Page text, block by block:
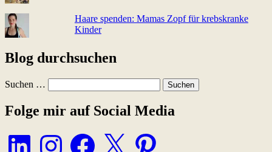
Haare spenden: Mamas Zopf für krebskranke
Kinder
Blog durchsuchen
Suchen …
Folge mir auf Social Media
LinkedIn Instagram FacebookX Pinterest